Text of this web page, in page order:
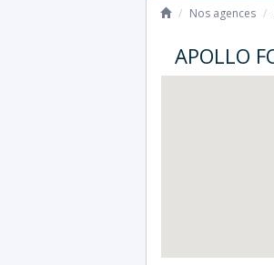
/ Nos agences /
APOLLO